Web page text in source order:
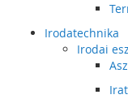
Irodatechnika
Irodai